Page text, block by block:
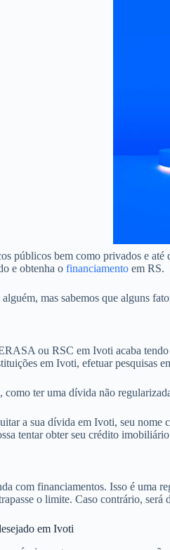
públicos bem como privados e
e obtenha o financiamento em RS.
mas sabemos que alguns
ou RSC em Ivoti acaba
em Ivoti, efetuar pesquisas
como ter uma dívida não
a sua dívida em Ivoti, seu
tentar obter seu crédito
com financiamentos. Isso é uma
o limite. Caso contrário,
em Ivoti